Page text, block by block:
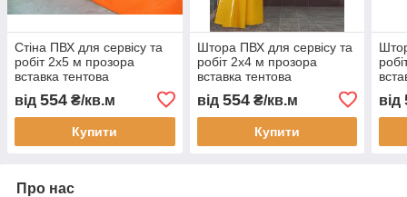
Стіна ПВХ для сервісу та
робіт 2x5 м прозора
вставка тентова
складу цеху захист від
пилу шуму теплоізоляція
від 554 ₴/кв.м
Купити
Штора ПВХ для сервісу та
робіт 2x4 м прозора
вставка тентова
складу цеху захист від
пилу шуму теплоізоляція
від 554₴/кв.м
Купити
від
Про нас